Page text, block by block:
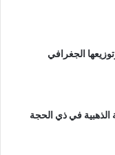
الجغرافي
الذهبية في ذي الحجة